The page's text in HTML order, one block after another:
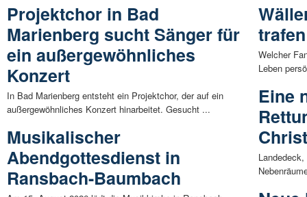
Projektchor in Bad
Marienberg sucht Sänger für
ein außergewöhnliches
Konzert
In Bad Marienberg entsteht ein Projektchor, der auf ein
außergewöhnliches Konzert hinarbeitet. Gesucht ...
Musikalischer
Abendgottesdienst in
Ransbach-Baumbach
Welcher
Leben
Eine